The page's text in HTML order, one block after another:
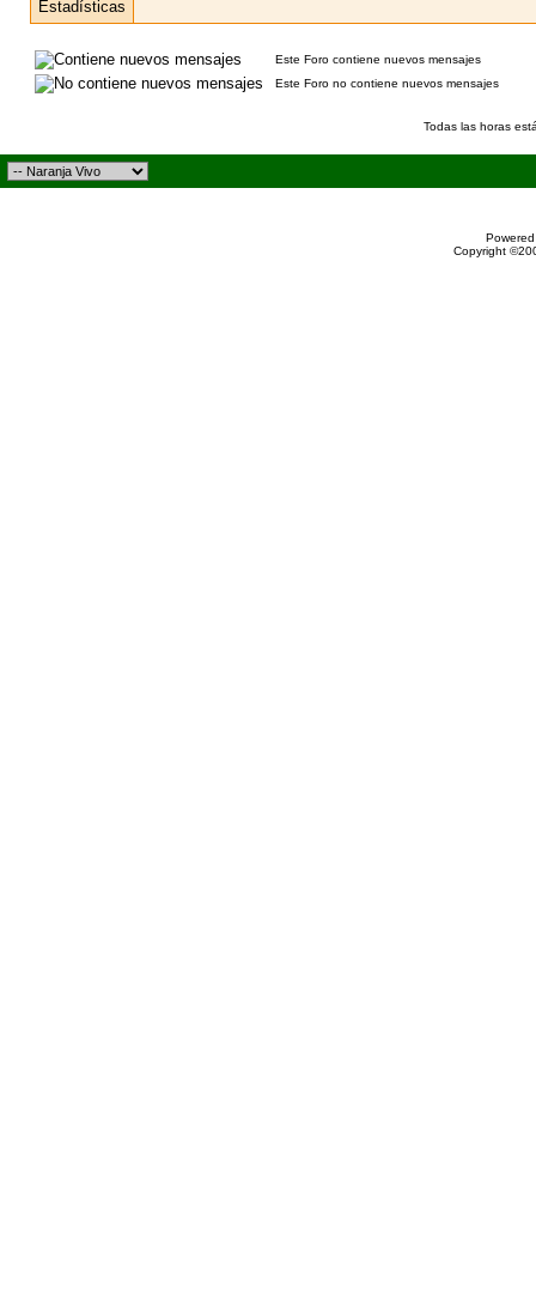
Este Foro contiene nuevos mensajes
Este Foro no contiene nuevos mensajes
Todas las horas
Copyright